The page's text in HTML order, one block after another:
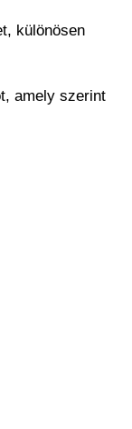
különösen
amely szerint